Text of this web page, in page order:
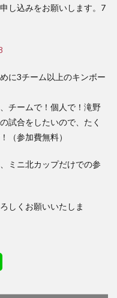
し込みをお願いします。7
に3チーム以上のキンボー
チームで！個人で！滝野
試合をしたいので、たく
（参加費無料）
ミニ北カップだけでの参
しくお願いいたしま